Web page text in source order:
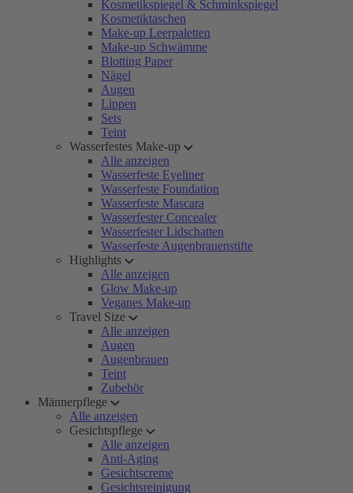
Kosmetikspiegel & Schminkspiegel
Kosmetiktaschen
Make-up Leerpaletten
Make-up Schwämme
Blotting Paper
Nägel
Augen
Lippen
Sets
Teint
Wasserfestes Make-up
Alle anzeigen
Wasserfeste Eyeliner
Wasserfeste Foundation
Wasserfeste Mascara
Wasserfester Concealer
Wasserfester Lidschatten
Wasserfeste Augenbrauenstifte
Highlights
Alle anzeigen
Glow Make-up
Veganes Make-up
Travel Size
Alle anzeigen
Augen
Augenbrauen
Teint
Zubehör
Männerpflege
Alle anzeigen
Gesichtspflege
Alle anzeigen
Anti-Aging
Gesichtscreme
Gesichtsreinigung